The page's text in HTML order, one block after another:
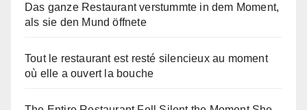
Das ganze Restaurant verstummte in dem Moment,
als sie den Mund öffnete
Tout le restaurant est resté silencieux au moment
où elle a ouvert la bouche